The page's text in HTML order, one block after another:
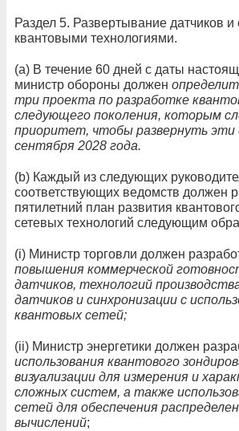
Раздел 5. Развертывание датчиков и
квантовыми технологиями.
(а) В течение 60 дней с даты
министр обороны должен
три проекта по разработке
следующего поколения, которым
приоритет, чтобы развернуть эти
сентября 2028 года.
(b) Каждый из следующих
соответствующих ведомств должен
пятилетний план развития
сетевых технологий следующим
(i) Министр торговли должен
повышения коммерческой
датчиков, технологий
датчиков и синхронизации с
квантовых сетей;
(ii) Министр энергетики должен
использования квантового
визуализации для измерения и
сложных систем, а также
сетей для обеспечения
вычислений;